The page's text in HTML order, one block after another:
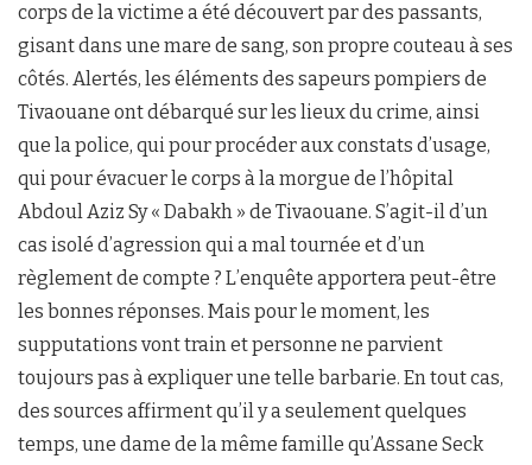
corps de la victime a été découvert par des passants,
gisant dans une mare de sang, son propre couteau à ses
côtés. Alertés, les éléments des sapeurs pompiers de
Tivaouane ont débarqué sur les lieux du crime, ainsi
que la police, qui pour procéder aux constats d’usage,
qui pour évacuer le corps à la morgue de l’hôpital
Abdoul Aziz Sy « Dabakh » de Tivaouane. S’agit-il d’un
cas isolé d’agression qui a mal tournée et d’un
règlement de compte ? L’enquête apportera peut-être
les bonnes réponses. Mais pour le moment, les
supputations vont train et personne ne parvient
toujours pas à expliquer une telle barbarie. En tout cas,
des sources affirment qu’il y a seulement quelques
temps, une dame de la même famille qu’Assane Seck